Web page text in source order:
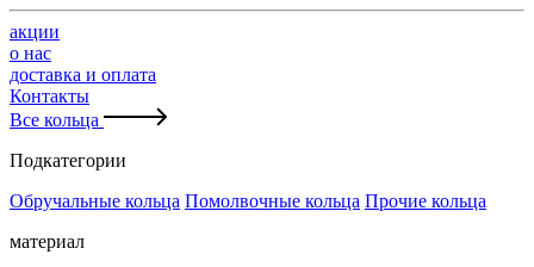
акции
о нас
доставка и оплата
Контакты
Все кольца
Подкатегории
Обручальные кольца Помолвочные кольца Прочие кольца
материал